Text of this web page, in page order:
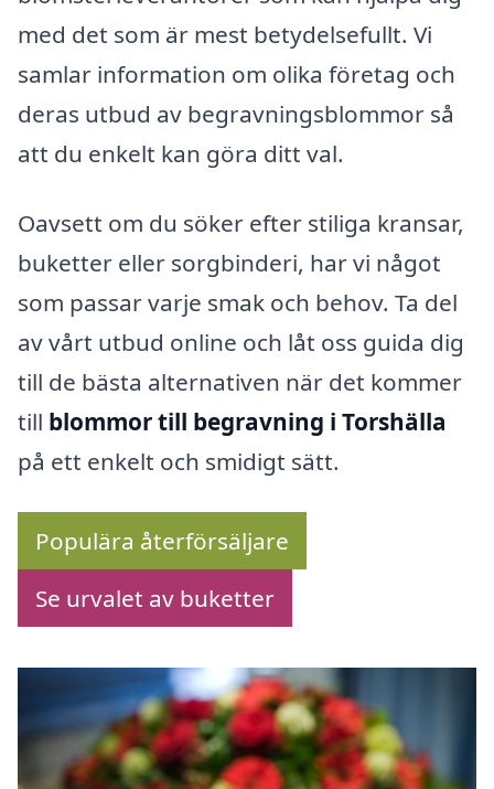
med det som är mest betydelsefullt. Vi
samlar information om olika företag och
deras utbud av begravningsblommor så
att du enkelt kan göra ditt val.
Oavsett om du söker efter stiliga kransar,
buketter eller sorgbinderi, har vi något
som passar varje smak och behov. Ta del
av vårt utbud online och låt oss guida dig
till de bästa alternativen när det kommer
till blommor till begravning i Torshälla
på ett enkelt och smidigt sätt.
Populära återförsäljare
Se urvalet av buketter